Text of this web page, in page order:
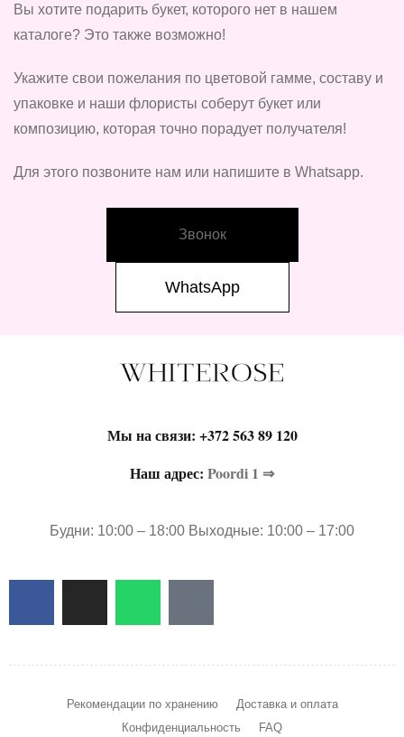
Вы хотите подарить букет, которого нет в нашем
каталоге? Это также возможно!
Укажите свои пожелания по цветовой гамме, составу и
упаковке и наши флористы соберут букет или
композицию, которая точно порадует получателя!
Для этого позвоните нам или напишите в Whatsapp.
Звонок
WhatsApp
Мы на связи: +372 563 89 120
Наш адрес: Poordi 1 ⇒
Будни: 10:00 – 18:00 Выходные: 10:00 – 17:00
Рекомендации по хранению
Доставка и оплата
Конфиденциальность
FAQ